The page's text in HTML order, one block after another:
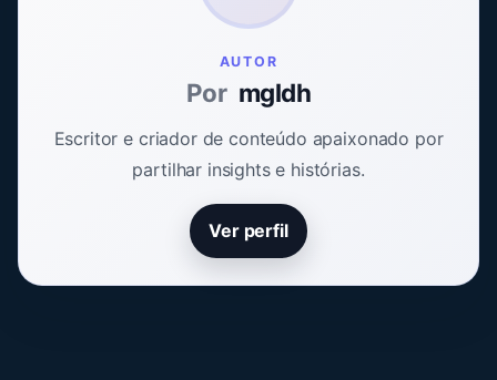
AUTOR
Por mgldh
Escritor e criador de conteúdo apaixonado por
partilhar insights e histórias.
Ver perfil